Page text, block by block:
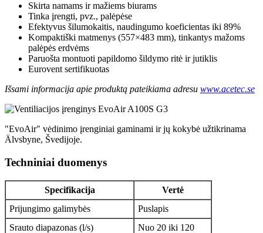
Skirta namams ir mažiems biurams
Tinka įrengti, pvz., palėpėse
Efektyvus šilumokaitis, naudingumo koeficientas iki 89%
Kompaktiški matmenys (557×483 mm), tinkantys mažoms
palėpės erdvėms
Paruošta montuoti papildomo šildymo ritė ir jutiklis
Eurovent sertifikuotas
Išsami informacija apie produktą pateikiama adresu www.acetec.se
"EvoAir" vėdinimo įrenginiai gaminami ir jų kokybė užtikrinama
Älvsbyne, Švedijoje.
Techniniai duomenys
Specifikacija
Vertė
Prijungimo galimybės
Puslapis
Srauto diapazonas (l/s)
Nuo 20 iki 120